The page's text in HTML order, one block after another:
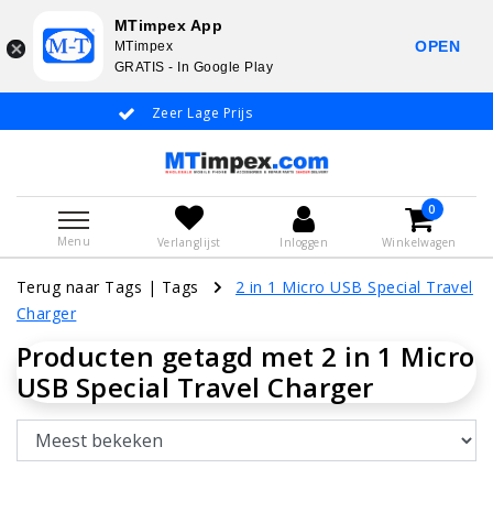
Zeer Lage Prijs
Menu Verlanglijst Inloggen
0
Winkelwagen
Terug naar Tags | Tags
2 in 1 Micro USB Special Travel
Charger
Producten getagd met 2 in 1 Micro
USB Special Travel Charger
MTimpex App
MTimpex
GRATIS - In Google Play
OPEN